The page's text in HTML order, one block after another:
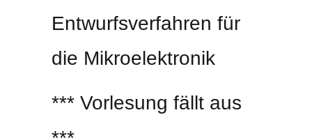
Entwurfsverfahren für
die Mikroelektronik
*** Vorlesung fällt aus